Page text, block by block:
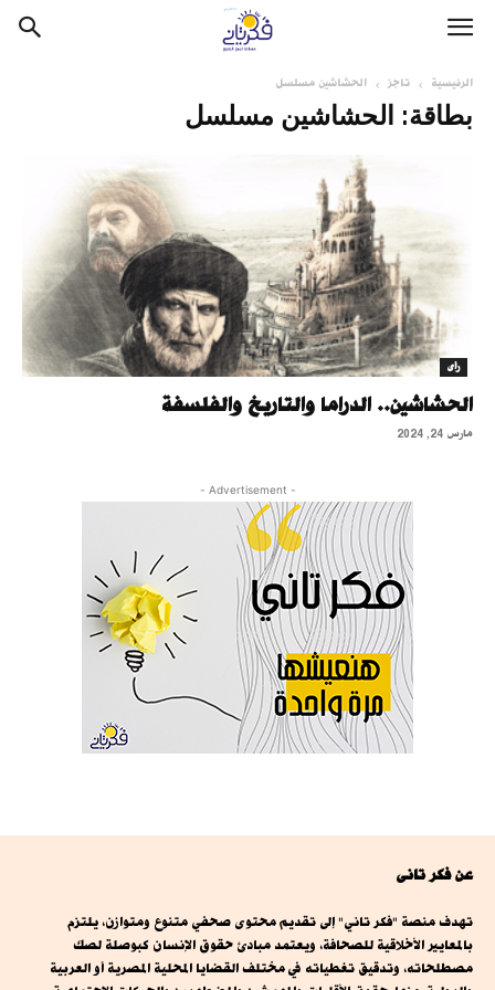
الرئيسية تاجز الحشاشين مسلسل
بطاقة: الحشاشين مسلسل
رأى
الحشاشين.. الدراما والتاريخ والفلسفة
مارس 24, 2024
- Advertisement -
عن فكر تانى
تهدف منصة "فكر تاني" إلى تقديم محتوى صحفي متنوع ومتوازن، يلتزم
بالمعايير الأخلاقية للصحافة، ويعتمد مبادئ حقوق الإنسان كبوصلة لصك
مصطلحاته، وتدقيق تغطياته في مختلف القضايا المحلية المصرية أو العربية